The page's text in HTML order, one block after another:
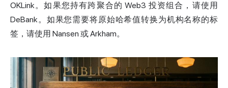
OKLink。如果您持有跨聚合的 Web3 投资组合，请使用
DeBank。如果您需要将原始哈希值转换为机构名称的标
签，请使用 Nansen 或 Arkham。